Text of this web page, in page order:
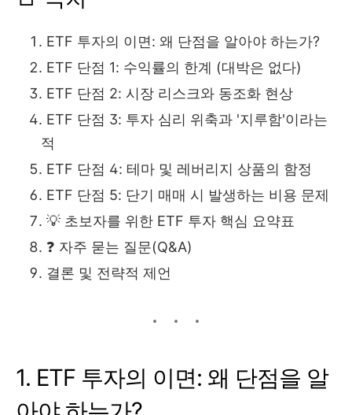
ETF 투자의 이면: 왜 단점을 알아야 하는가?
ETF 단점 1: 수익률의 한계 (대박은 없다)
ETF 단점 2: 시장 리스크와 동조화 현상
ETF 단점 3: 투자 심리 위축과 '지루함'이라는
적
ETF 단점 4: 테마 및 레버리지 상품의 함정
ETF 단점 5: 단기 매매 시 발생하는 비용 문제
💡 초보자를 위한 ETF 투자 핵심 요약표
❓ 자주 묻는 질문(Q&A)
결론 및 전략적 제언
1. ETF 투자의 이면: 왜 단점을 알